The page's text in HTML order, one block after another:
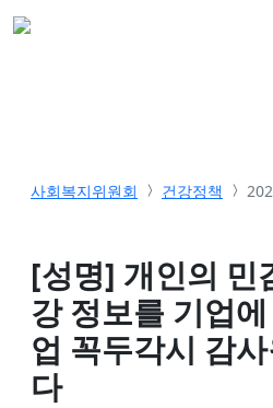
사회복지위원회 건강정책
[성명] 개인의 민
강 정보를 기업
업 꼭두각시 감
다